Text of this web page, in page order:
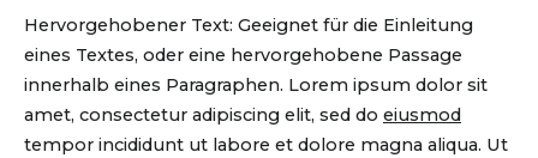
Hervorgehobener Text: Geeignet für die Einleitung
eines Textes, oder eine hervorgehobene Passage
innerhalb eines Paragraphen. Lorem ipsum dolor sit
amet, consectetur adipiscing elit, sed do eiusmod
tempor incididunt ut labore et dolore magna aliqua. Ut